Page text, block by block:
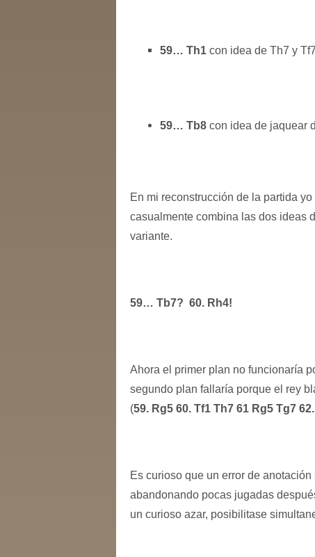
59… Th1con idea de Th7 y Tf7
59… Tb8con idea de jaquear
En mi reconstrucción de la partida
casualmente combina las dos ideas
variante.
59… Tb7? 60. Rh4!
Ahora el primer plan no funcionaría
segundo plan fallaría porque el rey
(59. Rg5 60. Tf1 Th7 61 Rg5 Tg7
Es curioso que un error de
abandonando pocas jugadas
un curioso azar, posibilitase